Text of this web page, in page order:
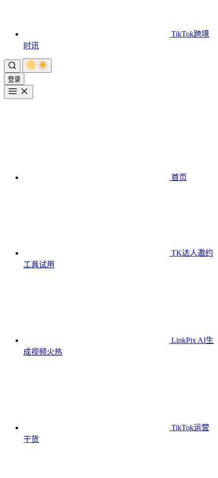
TikTok跨境
时讯
登录
首页
TK达人邀约
工具试用
LinkPix AI生
成视频火热
TikTok运营
干货